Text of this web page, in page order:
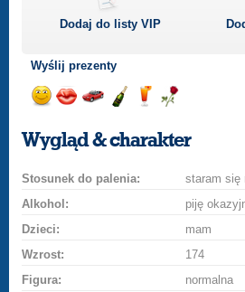
Dodaj do listyVIP
Wyślij prezenty
uśmiech
buziakasamochodem
szampana
drinka
różę
Wygląd & charakter
Stosunek do palenia:
staram się
Alkohol:
piję
Dzieci:
mam
Wzrost:
174
Figura:
normalna